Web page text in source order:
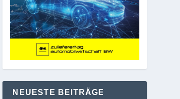
NEUESTE BEITRÄGE